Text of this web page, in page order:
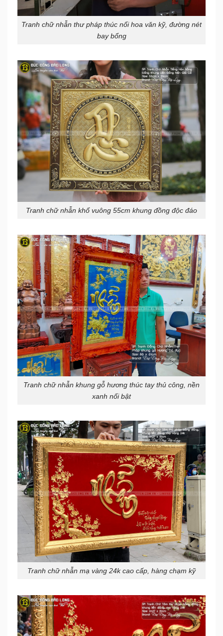
Tranh chữ nhẫn thư pháp thúc nổi hoa văn kỹ, đường nét
bay bổng
Tranh chữ nhẫn khổ vuông 55cm khung đồng độc đáo
Tranh chữ nhẫn khung gỗ hương thúc tay thủ công, nền
xanh nổi bật
Tranh chữ nhẫn mạ vàng 24k cao cấp, hàng chạm kỹ